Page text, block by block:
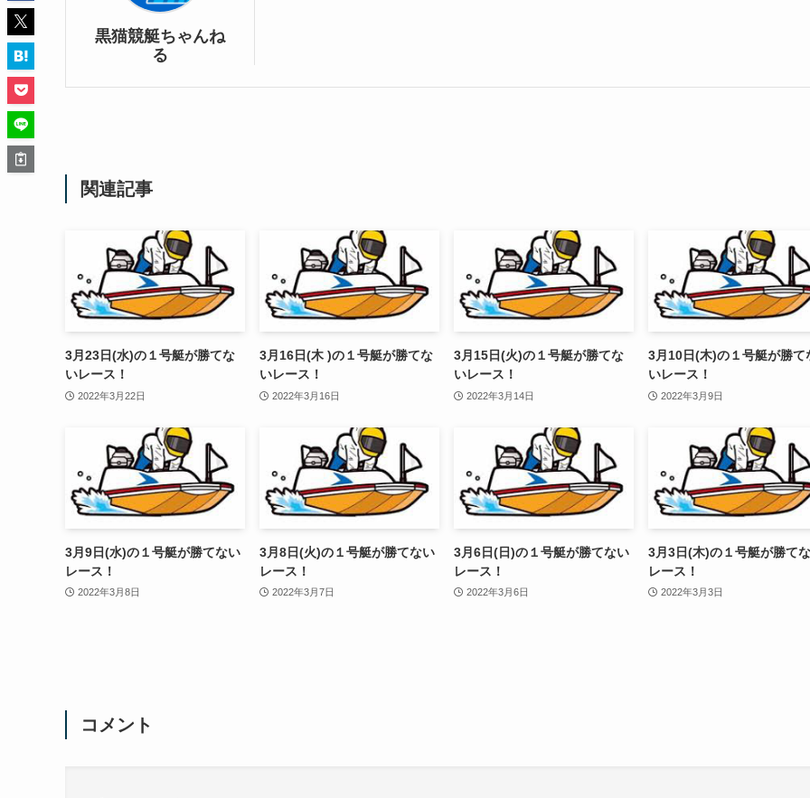
黒猫競艇ちゃんね
る
関連記事
3月23日(水)の１号艇が勝てな
いレース！
2022年3月22日
3月16日(木 )の１号艇が勝てな
いレース！
2022年3月16日
3月15日(火)の１号艇が勝てな
いレース！
2022年3月14日
3月10日(木)の１号艇が勝て
いレース！
2022年3月9日
3月9日(水)の１号艇が勝てない
レース！
2022年3月8日
3月8日(火)の１号艇が勝てない
レース！
2022年3月7日
3月6日(日)の１号艇が勝てない
レース！
2022年3月6日
3月3日(木)の１号艇が勝て
レース！
2022年3月3日
コメント